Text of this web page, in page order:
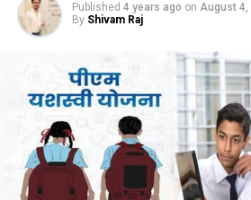
Published 4 years ago on August 4,
By Shivam Raj